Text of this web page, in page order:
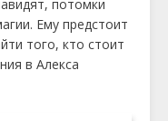
потомки
Ему предстоит
того, кто стоит
в Алекса